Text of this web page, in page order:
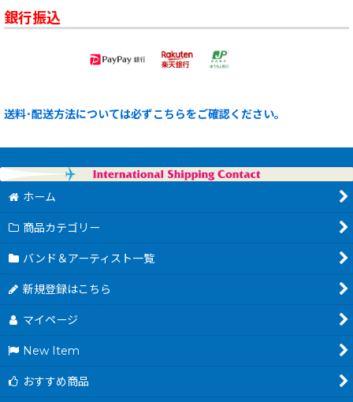
銀行振込
送料･配送方法については必ずこちらをご確認ください。
ホーム
商品カテゴリー
バンド＆アーティスト一覧
新規登録はこちら
マイページ
New Item
おすすめ商品